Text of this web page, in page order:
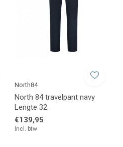
North84
North 84 travelpant navy
Lengte 32
€139,95
Incl. btw